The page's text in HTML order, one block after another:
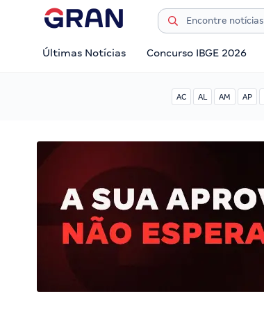
Últimas Notícias Concurso IBGE 2026
AC AL AM AP